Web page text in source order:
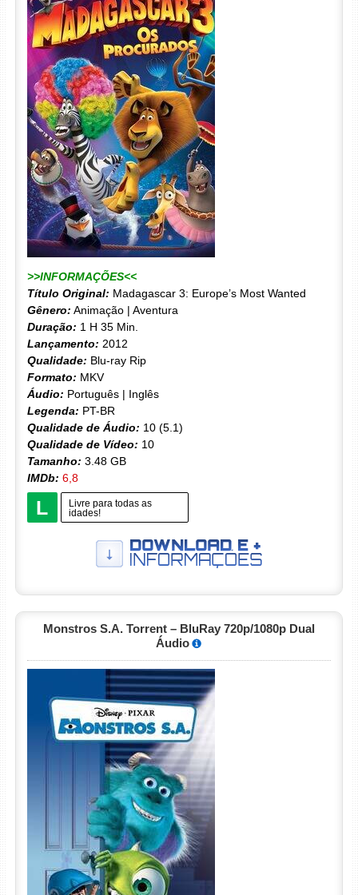
>>INFORMAÇÕES<<
Título Original: Madagascar 3: Europe’s Most Wanted
Gênero: Animação | Aventura
Duração: 1 H 35 Min.
Lançamento: 2012
Qualidade: Blu-ray Rip
Formato: MKV
Áudio: Português | Inglês
Legenda: PT-BR
Qualidade de Áudio: 10 (5.1)
Qualidade de Vídeo: 10
Tamanho: 3.48 GB
IMDb: 6,8
L
Livre para todas as
idades!
Monstros S.A. Torrent – BluRay 720p/1080p Dual
Áudio